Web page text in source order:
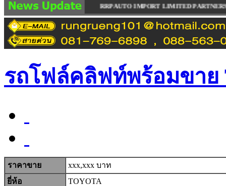
RRP AUTO IMPORT LIMITED PARTNERSHIP จำหน่าย ซ่อม รถย
รถโฟล์คลิฟท์พร้อมขาย
ราคาขาย
xxx,xxx บาท
ยี่ห้อ
TOYOTA